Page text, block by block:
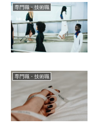
専門職・技術職
専門職・技術職